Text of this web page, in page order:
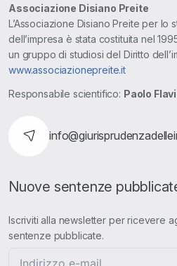
Associazione Disiano Preite
L’Associazione Disiano Preite per lo
dell’impresa è stata costituita nel
un gruppo di studiosi del Diritto
www.associazionepreite.it
Responsabile scientifico: Paolo
Nuove sentenze
Iscriviti alla newsletter per ricevere
sentenze pubblicate.